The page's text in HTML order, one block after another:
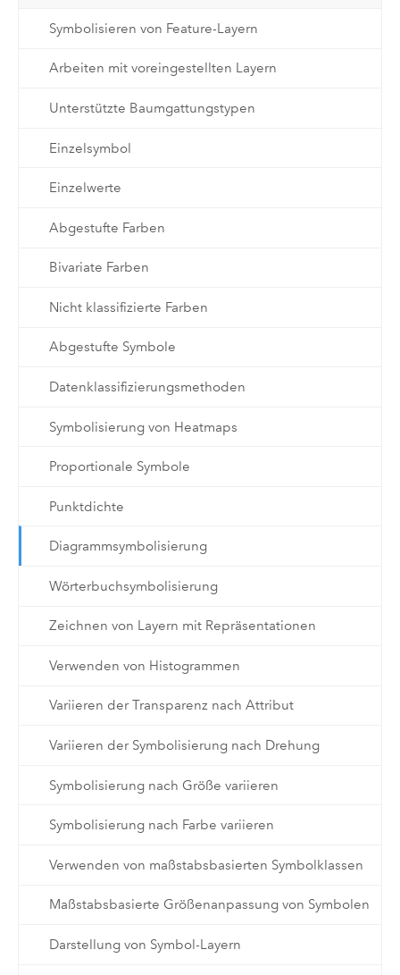
Symbolisieren von Feature-Layern
Arbeiten mit voreingestellten Layern
Unterstützte Baumgattungstypen
Einzelsymbol
Einzelwerte
Abgestufte Farben
Bivariate Farben
Nicht klassifizierte Farben
Abgestufte Symbole
Datenklassifizierungsmethoden
Symbolisierung von Heatmaps
Proportionale Symbole
Punktdichte
Diagrammsymbolisierung
Wörterbuchsymbolisierung
Zeichnen von Layern mit Repräsentationen
Verwenden von Histogrammen
Variieren der Transparenz nach Attribut
Variieren der Symbolisierung nach Drehung
Symbolisierung nach Größe variieren
Symbolisierung nach Farbe variieren
Verwenden von maßstabsbasierten Symbolklassen
Maßstabsbasierte Größenanpassung von Symbolen
Darstellung von Symbol-Layern